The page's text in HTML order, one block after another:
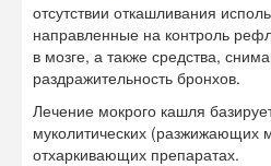
отсутствии откашливания
направленные на контроль
в мозге, а также средства,
раздражительность бронхов.
Лечение мокрого кашля
муколитических (разжижающих
отхаркивающих препаратах.